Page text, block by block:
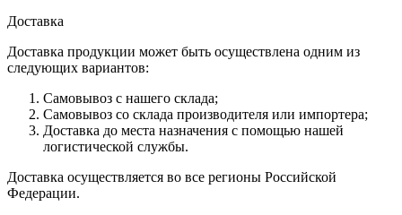
Доставка
Доставка продукции может быть осуществлена одним из
следующих вариантов:
Самовывоз с нашего склада;
Самовывоз со склада производителя или импортера;
Доставка до места назначения с помощью нашей
логистической службы.
Доставка осуществляется во все регионы Российской
Федерации.